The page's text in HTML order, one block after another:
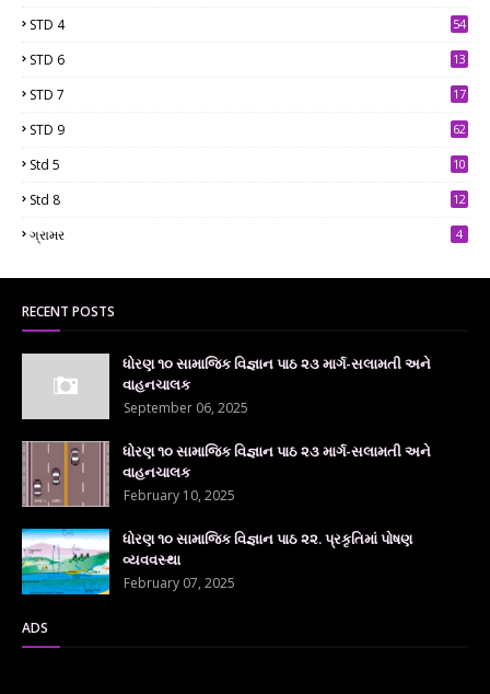
STD 4 54
STD 6
13
STD 7
17
STD 9 62
Std 5
10
Std 8
12
ગ્રામર 4
RECENT POSTS
ધોરણ ૧૦ સામાજિક વિજ્ઞાન પાઠ ૨૩ માર્ગ-સલામતી અને
વાહનચાલક
September 06, 2025
ધોરણ ૧૦ સામાજિક વિજ્ઞાન પાઠ ૨૩ માર્ગ-સલામતી અને
વાહનચાલક
February 10, 2025
ધોરણ ૧૦ સામાજિક વિજ્ઞાન પાઠ ૨૨. પ્રકૃતિમાં પોષણ
વ્યવવસ્થા
February 07, 2025
ADS